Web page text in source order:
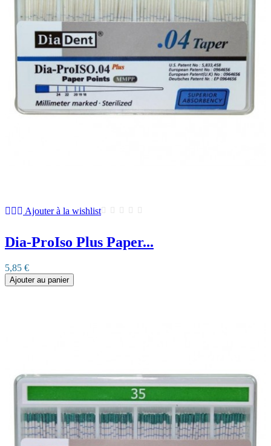
Ajouter à la wishlist
Dia-ProIso Plus Paper...
5,85 €
Ajouter au panier